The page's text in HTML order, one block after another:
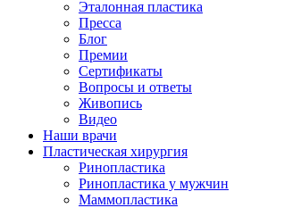
Эталонная пластика
Пресса
Блог
Премии
Сертификаты
Вопросы и ответы
Живопись
Видео
Наши врачи
Пластическая хирургия
Ринопластика
Ринопластика у мужчин
Маммопластика